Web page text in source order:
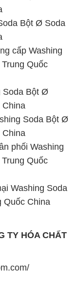
Quốc
Bột Ø
Soda Bột Ø
phối Washing
Quốc
Washing Soda
Quốc China
TY HÓA CHẤT